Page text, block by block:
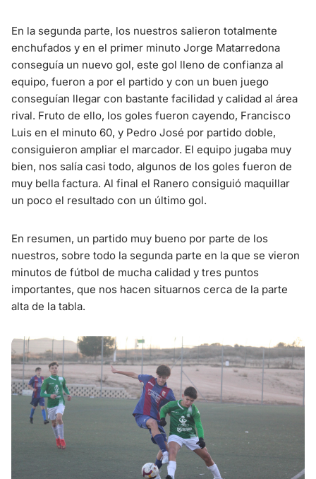
En la segunda parte, los nuestros salieron totalmente
enchufados y en el primer minuto Jorge Matarredona
conseguía un nuevo gol, este gol lleno de confianza al
equipo, fueron a por el partido y con un buen juego
conseguían llegar con bastante facilidad y calidad al área
rival. Fruto de ello, los goles fueron cayendo, Francisco
Luis en el minuto 60, y Pedro José por partido doble,
consiguieron ampliar el marcador. El equipo jugaba muy
bien, nos salía casi todo, algunos de los goles fueron de
muy bella factura. Al final el Ranero consiguió maquillar
un poco el resultado con un último gol.
En resumen, un partido muy bueno por parte de los
nuestros, sobre todo la segunda parte en la que se vieron
minutos de fútbol de mucha calidad y tres puntos
importantes, que nos hacen situarnos cerca de la parte
alta de la tabla.